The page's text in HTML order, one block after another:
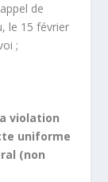
de
le 15 février
;
violation
uniforme
(non